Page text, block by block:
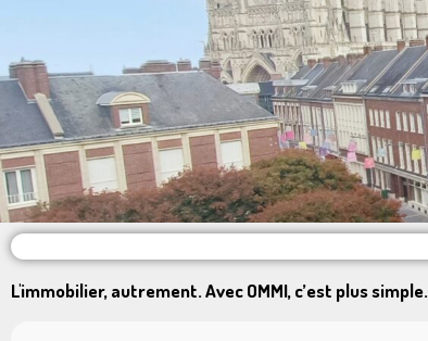
L'immobilier, autrement. Avec OMMI, c’est plus simple.